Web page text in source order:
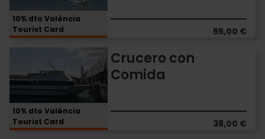
Seda
10% dto València
Tourist Card
55,00 €
10% dto València
Tourist Card
Crucero con
Comida
38,00 €
Comida